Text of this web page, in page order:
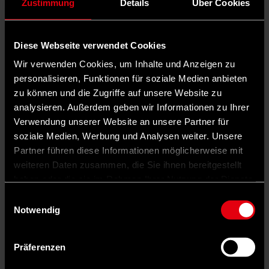
Zustimmung Details Über Cookies
Diese Webseite verwendet Cookies
Wir verwenden Cookies, um Inhalte und Anzeigen zu
personalisieren, Funktionen für soziale Medien anbieten
zu können und die Zugriffe auf unsere Website zu
analysieren. Außerdem geben wir Informationen zu Ihrer
Verwendung unserer Website an unsere Partner für
soziale Medien, Werbung und Analysen weiter. Unsere
Partner führen diese Informationen möglicherweise mit
weiteren Daten zusammen, die Sie ihnen bereitgestellt
Notwendig
Präferenzen
Moderation: Arne Schröer
Bei euch ist es immer so unheimlich still
| Roman
Buchvorstellung und Diskussion
Alena SchröderundAndreas Stoch
Moderation: Jonas Jordan
MUNA oder die Hälfte des Lebens